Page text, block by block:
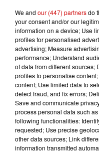
Mans
We and our (447) partnersdo
your consent and/or our
information on a device; Use
profiles for personalised
advertising; Measure
performance; Understand
of data from different sources;
profiles to personalise
content; Use limited data to
detect fraud, and fix errors;
Save and communicate
process personal data such
following functionalities:
requested; Use precise
other data sources; Link
information transmitted